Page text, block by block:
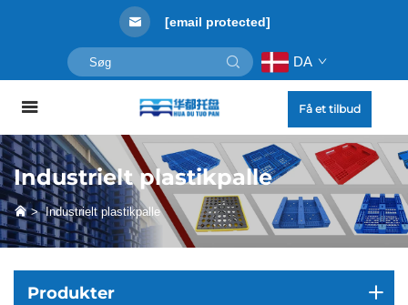
[email protected]
DA
Få et tilbud
Industrielt plastikpalle
>Industrielt plastikpalle
Produkter